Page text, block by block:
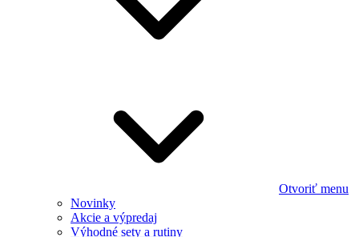
Otvoriť menu
Novinky
Akcie a výpredaj
Výhodné sety a rutiny